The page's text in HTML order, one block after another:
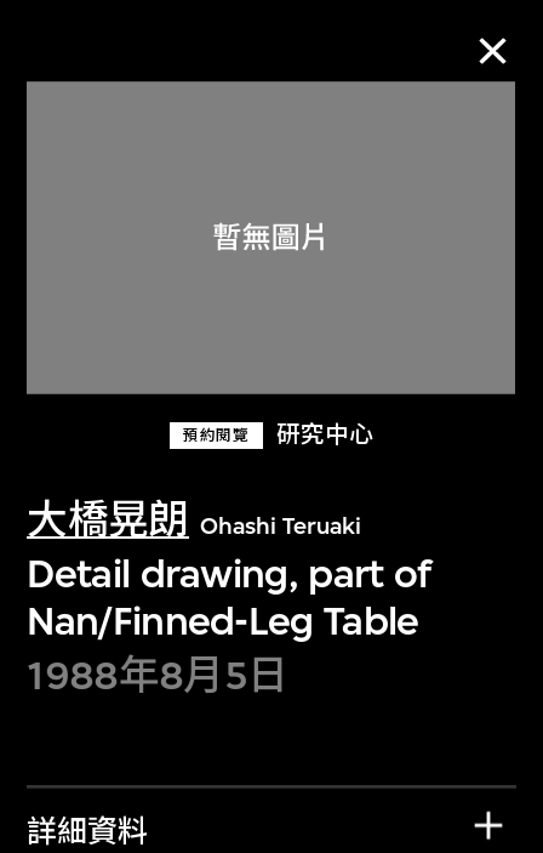
預約閱覽 研究中心
大橋晃朗 Ohashi Teruaki
Detail drawing, part of
Nan/Finned-Leg Table
1988年8月5日
詳細資料
關於M+藏品
探索世界頂級的二十及二十一世紀視覺
文化藏品。